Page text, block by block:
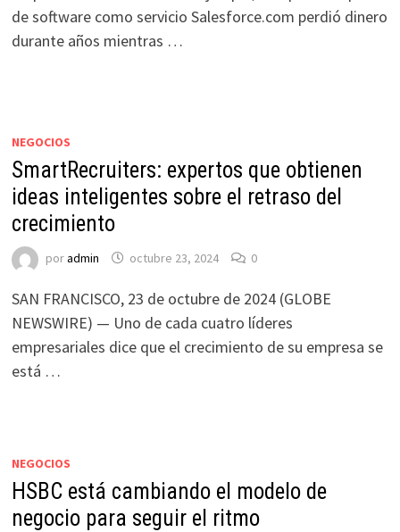
de software como servicio Salesforce.com perdió dinero
durante años mientras …
NEGOCIOS
SmartRecruiters: expertos que obtienen
ideas inteligentes sobre el retraso del
crecimiento
poradmin octubre 23, 2024 0
SAN FRANCISCO, 23 de octubre de 2024 (GLOBE
NEWSWIRE) — Uno de cada cuatro líderes
empresariales dice que el crecimiento de su empresa se
está …
NEGOCIOS
HSBC está cambiando el modelo de
negocio para seguir el ritmo